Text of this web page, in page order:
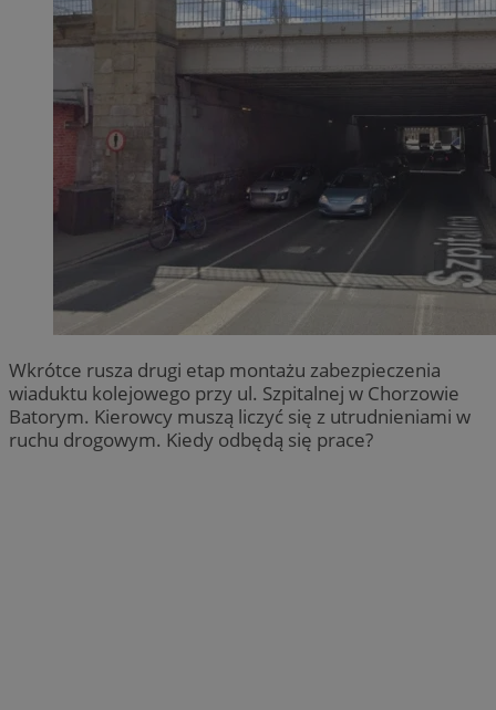
Wkrótce rusza drugi etap montażu zabezpieczenia
wiaduktu kolejowego przy ul. Szpitalnej w Chorzowie
Batorym. Kierowcy muszą liczyć się z utrudnieniami w
ruchu drogowym. Kiedy odbędą się prace?